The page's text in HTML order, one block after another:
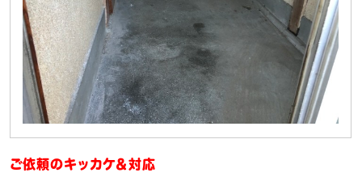
ご依頼のキッカケ＆対応